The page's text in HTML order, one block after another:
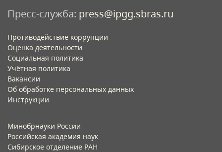
Пресс-служба: press@ipgg.sbras.ru
Противодействие коррупции
Оценка деятельности
Социальная политика
Учётная политика​
Вакансии​
Об обработке персональных данных​
Инструкции​
Минобрнауки России
Российская академия наук
Сибирское отделение РАН